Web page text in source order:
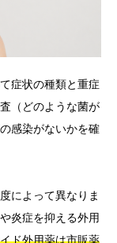
症状の種類と重症
（どのような菌が
感染がないかを確
によって異なりま
炎症を抑える外用
ド外用薬は市販薬